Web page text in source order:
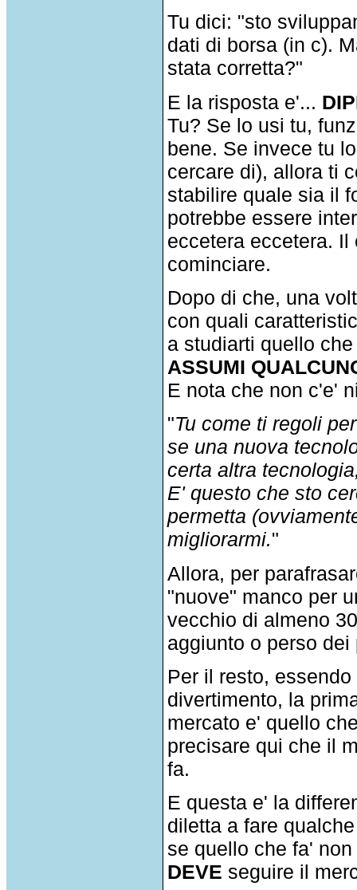
Tu dici: "sto
dati di borsa (in c).
stata corretta?"
E la risposta e'...
Tu? Se lo usi tu,
bene. Se invece tu
cercare di), allora ti
stabilire quale sia il
potrebbe essere
eccetera eccetera.
cominciare.
Dopo di che, una
con quali
a studiarti quello
ASSUMI
E nota che non c'e'
"Tu come ti regoli
se una nuova
certa altra
E' questo che sto
permetta
migliorarmi."
Allora, per
"nuove" manco per
vecchio di almeno
aggiunto o perso
Per il resto,
divertimento, la
mercato e' quello
precisare qui che il
fa.
E questa e' la
diletta a fare
se quello che fa'
DEVE seguire il